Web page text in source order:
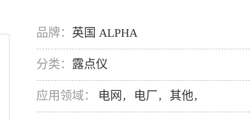
品牌： 英国 ALPHA
分类： 露点仪
应用领域： 电网 ， 电厂， 其他，